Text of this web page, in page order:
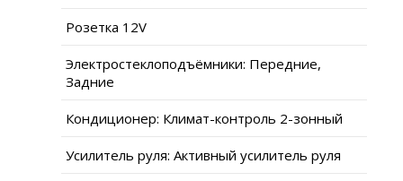
Розетка 12V
Электростеклоподъёмники: Передние,
Задние
Кондиционер: Климат-контроль 2-зонный
Усилитель руля: Активный усилитель руля